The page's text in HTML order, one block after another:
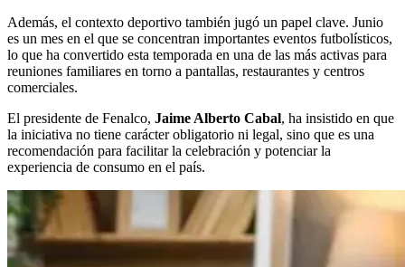
Además, el contexto deportivo también jugó un papel clave. Junio
es un mes en el que se concentran importantes eventos futbolísticos,
lo que ha convertido esta temporada en una de las más activas para
reuniones familiares en torno a pantallas, restaurantes y centros
comerciales.
El presidente de Fenalco, Jaime Alberto Cabal, ha insistido en que
la iniciativa no tiene carácter obligatorio ni legal, sino que es una
recomendación para facilitar la celebración y potenciar la
experiencia de consumo en el país.